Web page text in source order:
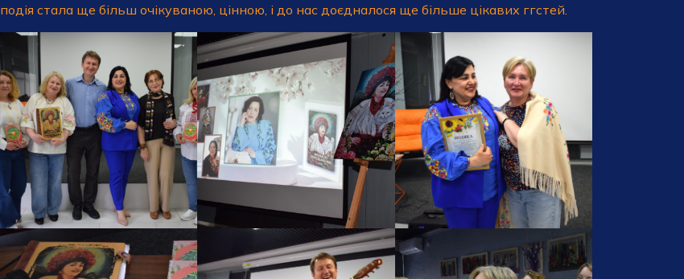
подія стала ще більш очікуваною, цінною, і до нас доєдналося ще більше цікавих ггстей.